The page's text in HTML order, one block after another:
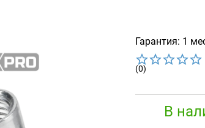
Гарантия: 1
(0)
В